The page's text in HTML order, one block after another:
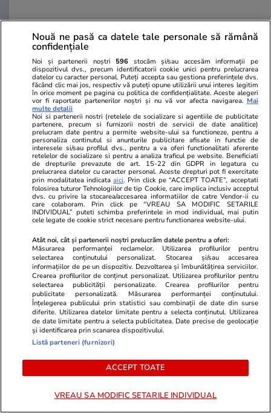
🤍 „Felix și-a dorit asta, în caz
că…” La exact un an de la
tragedie, Mihaela Rădulescu a
făcut public totul!
Facultatea
studenţi pe
de candidaţi
PARTENERI
GSP.ro
Cu ei dă Gigi război! » „Armata”
Universitatea Craiova: partenerii
GSP.ro
Nouă ne pasă ca datele tale personale să rămână
confidențiale
Noi și partenerii noștri 596 stocăm și/sau accesăm informații pe
dispozitivul dvs., precum identificatorii cookie unici pentru prelucrarea
datelor cu caracter personal. Puteți accepta sau gestiona preferințele dvs.
făcând clic mai jos, respectiv vă puteți opune utilizării unui interes legitim
în orice moment pe pagina cu politica de confidențialitate. Aceste alegeri
vor fi raportate partenerilor noștri și nu vă vor afecta navigarea. Mai
multe detalii
Noi si partenerii nostri (retelele de socializare si agentiile de publicitate
partenere, precum si furnizorii nostri de servicii de date analitice)
prelucram date pentru a permite website-ului sa functioneze, pentru a
personaliza continutul si anunturile publicitare afisate in functie de
interesele si/sau profilul dvs., pentru a va oferi functionalitati aferente
retelelor de socializare si pentru a analiza traficul pe website. Beneficiati
de drepturile prevazute de art. 15-22 din GDPR in legatura cu
prelucrarea datelor cu caracter personal. Aceste drepturi pot fi exercitate
prin modalitatea indicataaici. Prin click pe “ACCEPT TOATE”, acceptati
folosirea tuturor Tehnologiilor de tip Cookie, care implica inclusiv acceptul
dvs. cu privire la stocarea/accesarea informatiilor de catre Vendor-ii cu
care colaboram. Prin click pe “VREAU SA MODIFIC SETARILE
INDIVIDUAL” puteti schimba preferintele in mod individual, mai putin
cele legate de cookie strict necesare pentru functionarea website-ului.
Atât noi, cât și partenerii noștri prelucrăm datele pentru a oferi:
Măsurarea performanței reclamelor. Utilizarea profilurilor pentru
selectarea conținutului personalizat. Stocarea și/sau accesarea
informațiilor de pe un dispozitiv. Dezvoltarea și îmbunătățirea serviciilor.
Crearea profilurilor de conținut personalizat. Utilizarea profilurilor pentru
selectarea publicității personalizate. Crearea profilurilor pentru
publicitate personalizată. Măsurarea performanței conținutului.
Înțelegerea publicului prin statistici sau combinații de date din surse
diferite. Utilizarea datelor limitate pentru a selecta conținutul. Utilizarea
de date limitate pentru a selecta publicitatea. Date precise de geolocație
și identificarea prin scanarea dispozitivului.
Listă parteneri (furnizori)
ACCEPT TOATE
VREAU SA MODIFIC SETARILE INDIVIDUAL